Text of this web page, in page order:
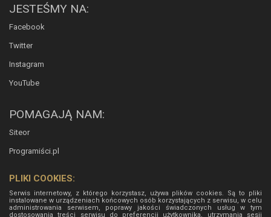
JESTEŚMY NA:
Facebook
Twitter
Instagram
YouTube
POMAGAJĄ NAM:
Siteor
Programiści.pl
PLIKI COOKIES:
Serwis internetowy, z którego korzystasz, używa plików cookies. Są to pliki
instalowane w urządzeniach końcowych osób korzystających z serwisu, w celu
administrowania serwisem, poprawy jakości świadczonych usług w tym
dostosowania treści serwisu do preferencji użytkownika, utrzymania sesji